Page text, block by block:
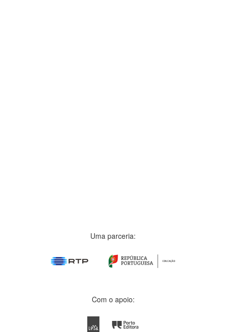
Uma parceria:
Com o apoio: